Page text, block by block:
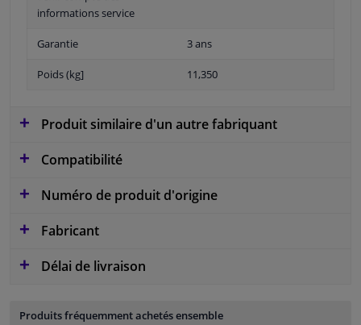
informations service
Garantie 3 ans
Poids (kg] 11,350
Produit similaire d'un autre fabriquant
Compatibilité
Numéro de produit d'origine
Fabricant
Délai de livraison
Produits fréquemment achetés ensemble